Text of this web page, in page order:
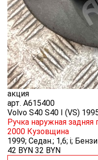
акция
арт. A615400
Volvo S40 S40 I (VS)
Ручка наружная задняя
2000 Кузовщина
1999; Седан.; 1,6; i;
42 BYN 32 BYN